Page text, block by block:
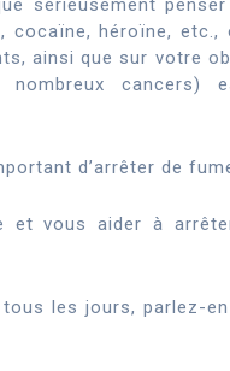
sérieusement
cocaïne, héroïne,
ainsi que sur votre
nombreux
d’arrêter de
vous aider à
les jours, parlez-